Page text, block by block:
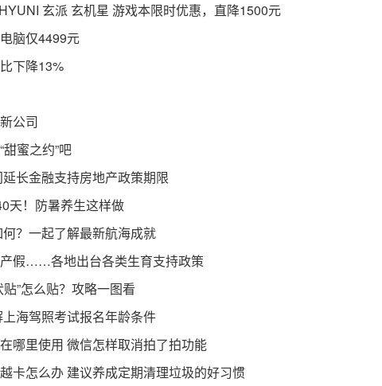
玄派 玄机星 游戏本限时优惠，直降1500元
脑仅4499元
下降13%
公司
蜜之约”吧
长金融支持房地产政策期限
天！防暑养生这样做
？一起了解最新航海成就
假……各地出台各类生育支持政策
”怎么贴？攻略一图看
海驾照考试报名年龄条件
哪里使用 微信怎样取消拍了拍功能
卡怎么办 建议养成定期清理垃圾的好习惯